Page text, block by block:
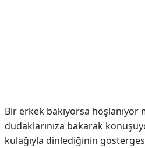
Bir erkek bakıyorsa hoşlanıyor
dudaklarınıza bakarak
kulağıyla dinlediğinin